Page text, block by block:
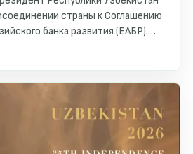
страны к Соглашению
банка развития (ЕАБР).
новые возможности для
и реализации совместных